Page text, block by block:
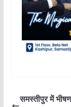
समस्तीपुर में